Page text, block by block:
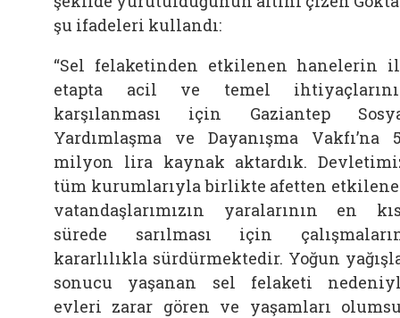
şu ifadeleri kullandı:
“Sel felaketinden etkilenen hanelerin
etapta acil ve temel
karşılanması için Gaziantep
Yardımlaşma ve Dayanışma Vakfı’na
milyon lira kaynak aktardık.
tüm kurumlarıyla birlikte afetten
vatandaşlarımızın yaralarının en
sürede sarılması için
kararlılıkla sürdürmektedir. Yoğun
sonucu yaşanan sel felaketi
evleri zarar gören ve yaşamları